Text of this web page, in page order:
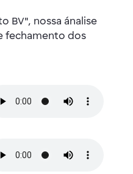
BV", nossa ánalise
fechamento dos